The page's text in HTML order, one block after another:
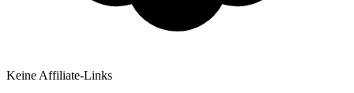
Keine Affiliate-Links